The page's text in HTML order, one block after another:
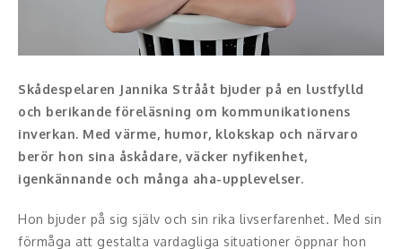
Personlig utveckling, målsättning
Keynote
Moderator, konferencier
Konferencier
Skådespelaren Jannika Strååt bjuder på en lustfylld
och berikande föreläsning om kommunikationens
inverkan. Med värme, humor, klokskap och närvaro
berör hon sina åskådare, väcker nyfikenhet,
igenkännande och många aha-upplevelser.
Hon bjuder på sig själv och sin rika livserfarenhet. Med sin
förmåga att gestalta vardagliga situationer öppnar hon